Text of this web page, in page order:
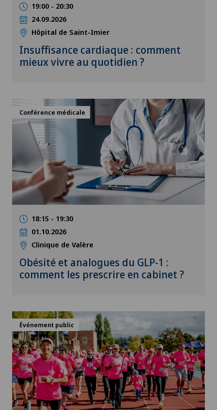
19:00 - 20:30
24.09.2026
Hôpital de Saint-Imier
Insuffisance cardiaque : comment
mieux vivre au quotidien ?
Conférence médicale
18:15 - 19:30
01.10.2026
Clinique de Valère
Obésité et analogues du GLP-1 :
comment les prescrire en cabinet ?
Événement public